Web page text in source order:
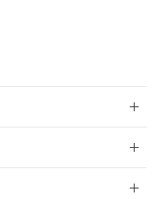
れている法人を
非含有を証明す
有を証明する
での期間は出
ることから備考